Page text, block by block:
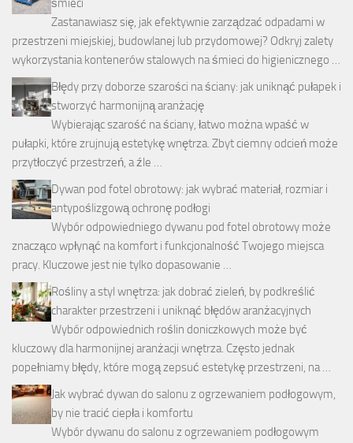
śmieci
Zastanawiasz się, jak efektywnie zarządzać odpadami w
przestrzeni miejskiej, budowlanej lub przydomowej? Odkryj zalety
wykorzystania kontenerów stalowych na śmieci do higienicznego …
Błędy przy doborze szarości na ściany: jak uniknąć pułapek i
stworzyć harmonijną aranżację
Wybierając szarość na ściany, łatwo można wpaść w
pułapki, które zrujnują estetykę wnętrza. Zbyt ciemny odcień może
przytłoczyć przestrzeń, a źle …
Dywan pod fotel obrotowy: jak wybrać materiał, rozmiar i
antypoślizgową ochronę podłogi
Wybór odpowiedniego dywanu pod fotel obrotowy może
znacząco wpłynąć na komfort i funkcjonalność Twojego miejsca
pracy. Kluczowe jest nie tylko dopasowanie …
Rośliny a styl wnętrza: jak dobrać zieleń, by podkreślić
charakter przestrzeni i uniknąć błędów aranżacyjnych
Wybór odpowiednich roślin doniczkowych może być
kluczowy dla harmonijnej aranżacji wnętrza. Często jednak
popełniamy błędy, które mogą zepsuć estetykę przestrzeni, na …
Jak wybrać dywan do salonu z ogrzewaniem podłogowym,
by nie tracić ciepła i komfortu
Wybór dywanu do salonu z ogrzewaniem podłogowym